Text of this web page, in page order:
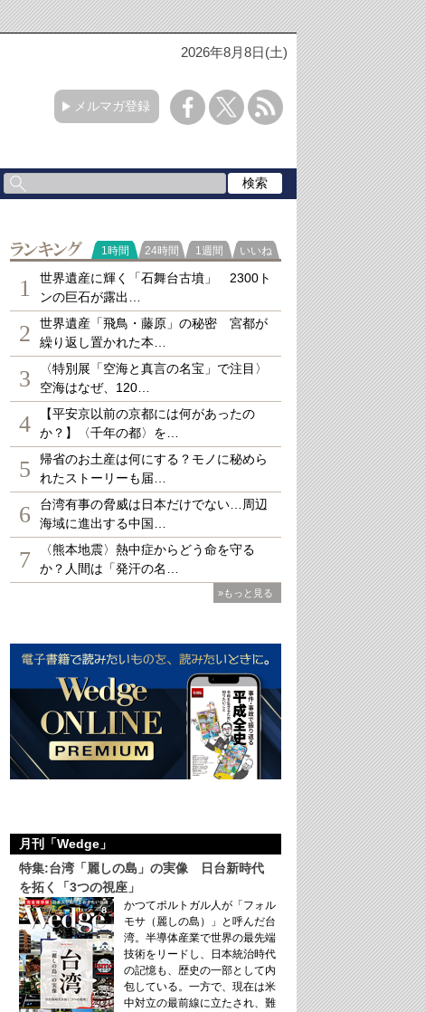
2026年8月8日(土)
メルマガ登録
ランキング
1時間 24時間 1週間 いいね
1
世界遺産に輝く「石舞台古墳」 2300ト
ンの巨石が露出…
2
世界遺産「飛鳥・藤原」の秘密 宮都が
繰り返し置かれた本…
3
〈特別展「空海と真言の名宝」で注目〉
空海はなぜ、120…
4
【平安京以前の京都には何があったの
か？】〈千年の都〉を…
5
帰省のお土産は何にする？モノに秘めら
れたストーリーも届…
6
台湾有事の脅威は日本だけでない…周辺
海域に進出する中国…
7
〈熊本地震〉熱中症からどう命を守る
か？人間は「発汗の名…
»もっと見る
月刊「Wedge」
特集:台湾「麗しの島」の実像 日台新時代
を拓く「3つの視座」
かつてポルトガル人が「フォル
モサ（麗しの島）」と呼んだ台
湾。半導体産業で世界の最先端
技術をリードし、日本統治時代
の記憶も、歴史の一部として内
包している。一方で、現在は米
中対立の最前線に立たされ、難